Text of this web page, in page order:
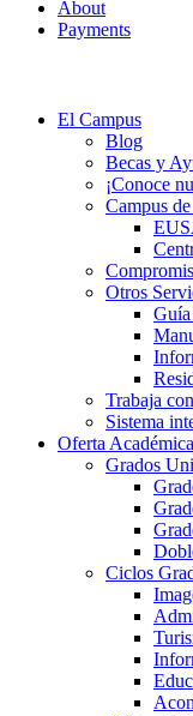
About
Payments
El Campus
Blog
Becas y
¡Conoce
Campus
Otros
Trabaja
Sistema
Oferta Académica
Grados
Ciclos